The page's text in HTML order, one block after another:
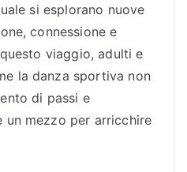
si esplorano nuove
connessione e
viaggio, adulti e
la danza sportiva non
di passi e
un mezzo per arricchire